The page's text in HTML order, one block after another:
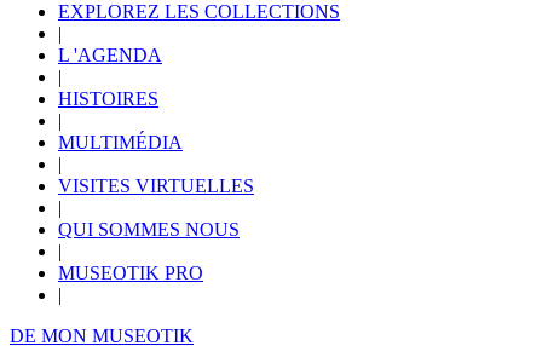
EXPLOREZ LES COLLECTIONS
|
L 'AGENDA
|
HISTOIRES
|
MULTIMÉDIA
|
VISITES VIRTUELLES
|
QUI SOMMES NOUS
|
MUSEOTIK PRO
|
DE MON MUSEOTIK